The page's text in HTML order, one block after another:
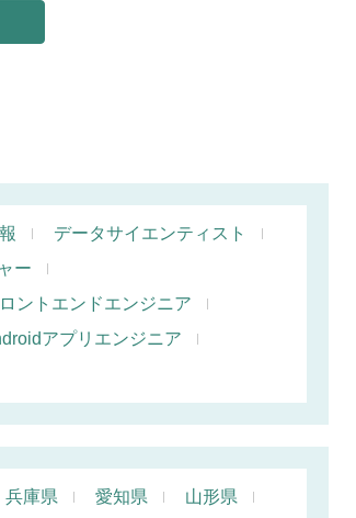
データサイエンティスト
ー
ントエンドエンジニア
アプリエンジニア
兵庫県 愛知県
山形県